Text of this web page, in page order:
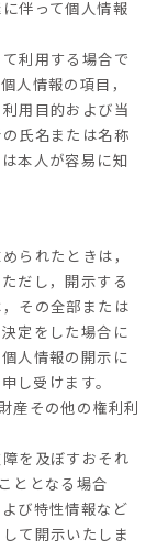
伴って個人情報
利用する場合で
人情報の項目，
用目的および当
氏名または名称
本人が容易に知
られたときは，
だし，開示する
その全部または
定をした場合に
人情報の開示に
し受けます。
産その他の権利利
を及ぼすおそれ
ととなる場合
び特性情報など
て開示いたしま